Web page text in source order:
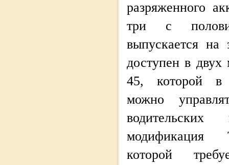
разряженного
три с
выпускается на
доступен в
45, которой в
можно
модификация
которой